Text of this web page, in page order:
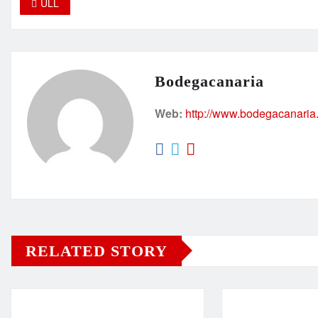
Bodegacanaria
Web: http://
RELATED STORY